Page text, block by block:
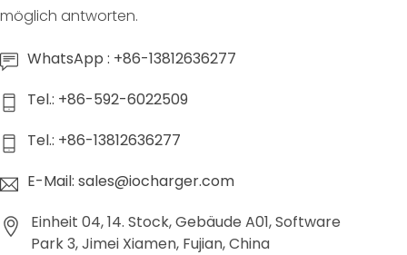
möglich antworten.
WhatsApp : +86-13812636277
Tel.: +86-592-6022509
Tel.: +86-13812636277
E-Mail: sales@iocharger.com
Einheit 04, 14. Stock, Gebäude A01, Software
Park 3, Jimei Xiamen, Fujian, China